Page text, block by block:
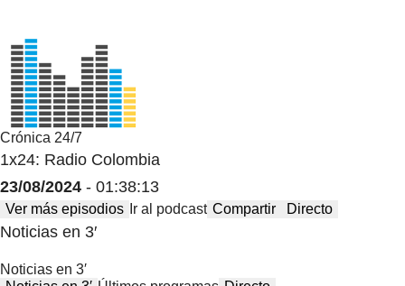
Crónica 24/7
1x24: Radio Colombia
23/08/2024 - 01:38:13
Ver más episodios Ir al podcast Compartir Directo
Noticias en 3′
Noticias en 3′